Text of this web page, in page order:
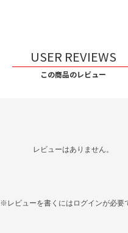
USER REVIEWS
この商品のレビュー
レビューはありません。
※レビューを書くには ログインが必要